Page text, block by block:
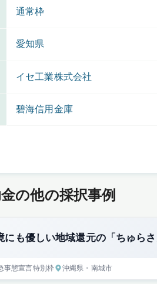
通常枠
愛知県
イセ工業株式会社
碧海信用金庫
の他の採択事例
にも優しい地域還元の「ちゅらさ
事態宣言特別枠 沖縄県 ・南城市